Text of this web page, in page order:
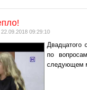
22.09.2018 09:29:10
Двадцатого
по
следующем